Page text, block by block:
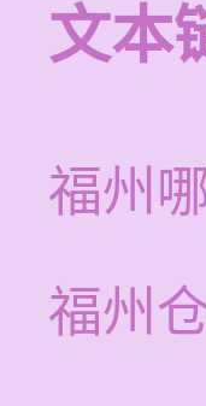
文本
福州
福州